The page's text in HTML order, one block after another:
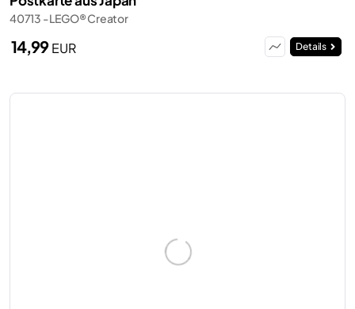
40713 - LEGO® Creator
14,99EUR Details